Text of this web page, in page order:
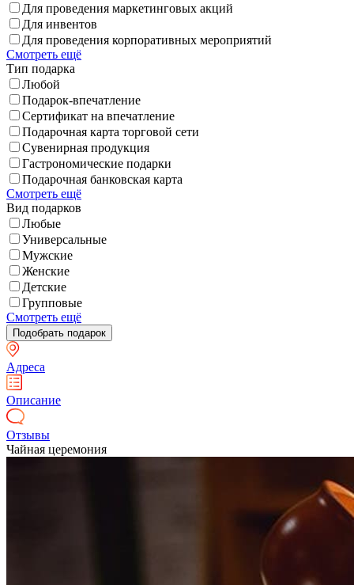
Для проведения маркетинговых акций
Для инвентов
Для проведения корпоративных мероприятий
Смотреть ещё
Тип подарка
Любой
Подарок-впечатление
Сертификат на впечатление
Подарочная карта торговой сети
Сувенирная продукция
Гастрономические подарки
Подарочная банковская карта
Смотреть ещё
Вид подарков
Любые
Универсальные
Мужские
Женские
Детские
Групповые
Смотреть ещё
Адреса
Описание
Отзывы
Чайная церемония